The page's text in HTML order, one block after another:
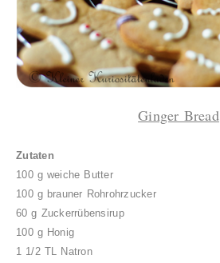
Ginger Bread
Zutaten
100 g weiche Butter
100 g brauner Rohrohrzucker
60 g Zuckerrübensirup
100 g Honig
1 1/2 TL Natron